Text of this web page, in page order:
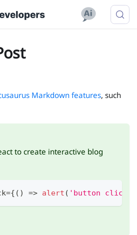
Markdown features, such
to create interactive blog
={ ( ) => alert ( 'button